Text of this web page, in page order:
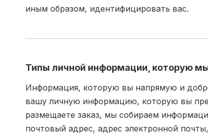
иным образом, идентифицировать вас.
Типы личной информации, которую
Информация, которую вы напрямую и
вашу личную информацию, которую вы
размещаете заказ, мы собираем
почтовый адрес, адрес электронной